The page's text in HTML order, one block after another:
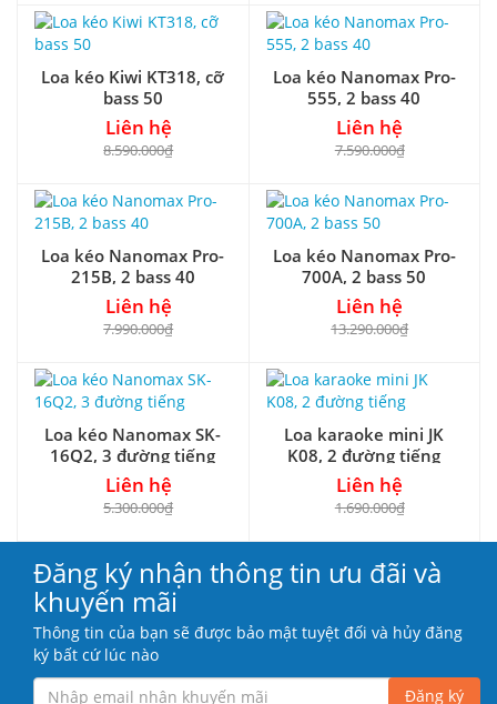
Loa kéo Kiwi KT318, cỡ
bass 50
Liên hệ
8.590.000₫
Loa kéo Nanomax Pro-
555, 2 bass 40
Liên hệ
7.590.000₫
Loa kéo Nanomax Pro-
215B, 2 bass 40
Liên hệ
7.990.000₫
Loa kéo Nanomax Pro-
700A, 2 bass 50
Liên hệ
13.290.000₫
Loa kéo Nanomax SK-
16Q2, 3 đường tiếng
Liên hệ
5.300.000₫
Loa karaoke mini JK
K08, 2 đường tiếng
Liên hệ
1.690.000₫
Đăng ký nhận thông tin ưu đãi và
khuyến mãi
Thông tin của bạn sẽ được bảo mật tuyệt đối và hủy đăng
ký bất cứ lúc nào
Đăng ký